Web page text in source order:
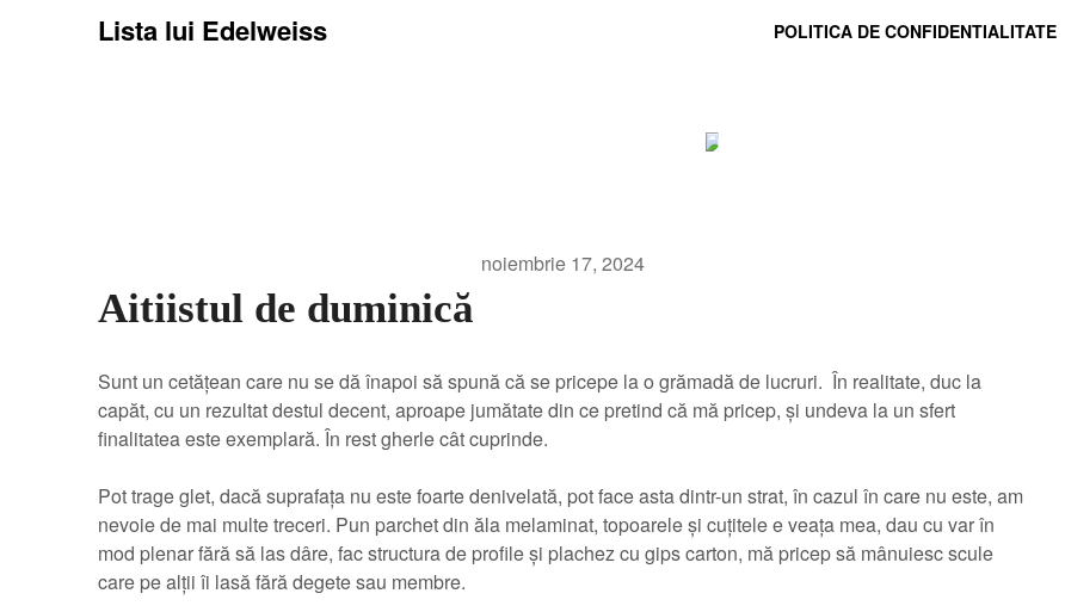
Lista lui Edelweiss POLITICA DE CONFIDENTIALITATE
Lista lui Edelweiss
noiembrie 17, 2024
Aitiistul de duminică
Sunt un cetățean care nu se dă înapoi să spună că se pricepe la o grămadă de lucruri. În realitate, duc la
capăt, cu un rezultat destul decent, aproape jumătate din ce pretind că mă pricep, și undeva la un sfert
finalitatea este exemplară. În rest gherle cât cuprinde.
Pot trage glet, dacă suprafața nu este foarte denivelată, pot face asta dintr-un strat, în cazul în care nu este, am
nevoie de mai multe treceri. Pun parchet din ăla melaminat, topoarele și cuțitele e veața mea, dau cu var în
mod plenar fără să las dâre, fac structura de profile și plachez cu gips carton, mă pricep să mânuiesc scule
care pe alții îi lasă fără degete sau membre.